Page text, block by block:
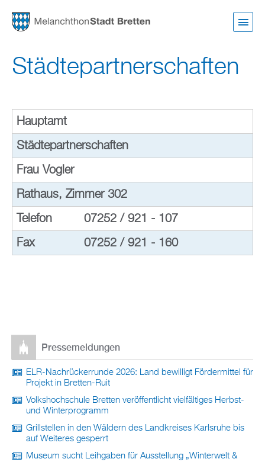
Städtepartnerschaften
Hauptamt
Städtepartnerschaften
Frau Vogler
Rathaus, Zimmer 302
Telefon 07252 / 921 - 107
Fax 07252 / 921 - 160
Pressemeldungen
ELR-Nachrückerrunde 2026: Land bewilligt Fördermittel für
Projekt in Bretten-Ruit
Volkshochschule Bretten veröffentlicht vielfältiges Herbst-
und Winterprogramm
Grillstellen in den Wäldern des Landkreises Karlsruhe bis
auf Weiteres gesperrt
Museum sucht Leihgaben für Ausstellung „Winterwelt &